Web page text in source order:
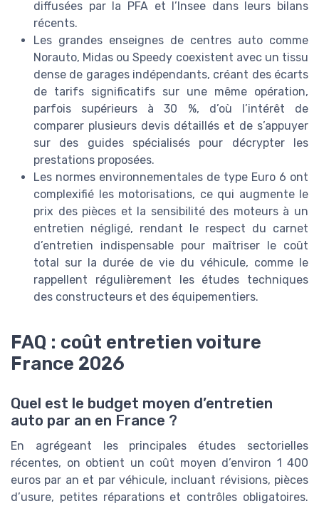
diffusées par la PFA et l’Insee dans leurs bilans
récents.
Les grandes enseignes de centres auto comme
Norauto, Midas ou Speedy coexistent avec un tissu
dense de garages indépendants, créant des écarts
de tarifs significatifs sur une même opération,
parfois supérieurs à 30 %, d’où l’intérêt de
comparer plusieurs devis détaillés et de s’appuyer
sur des guides spécialisés pour décrypter les
prestations proposées.
Les normes environnementales de type Euro 6 ont
complexifié les motorisations, ce qui augmente le
prix des pièces et la sensibilité des moteurs à un
entretien négligé, rendant le respect du carnet
d’entretien indispensable pour maîtriser le coût
total sur la durée de vie du véhicule, comme le
rappellent régulièrement les études techniques
des constructeurs et des équipementiers.
FAQ : coût entretien voiture
France 2026
Quel est le budget moyen d’entretien
auto par an en France ?
En agrégeant les principales études sectorielles
récentes, on obtient un coût moyen d’environ 1 400
euros par an et par véhicule, incluant révisions, pièces
d’usure, petites réparations et contrôles obligatoires.